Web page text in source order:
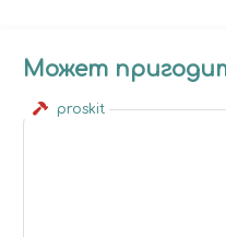
Может
proskit